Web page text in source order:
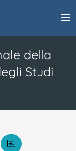
della
Studi